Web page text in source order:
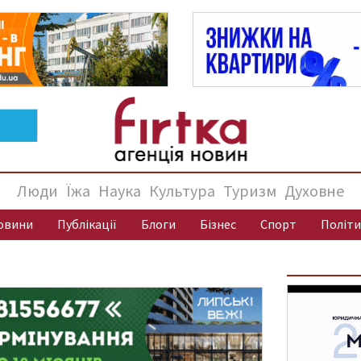
Люди Їжа Наука Культура Туризм Духовне
Публікації Блоги Бізнес Спорт